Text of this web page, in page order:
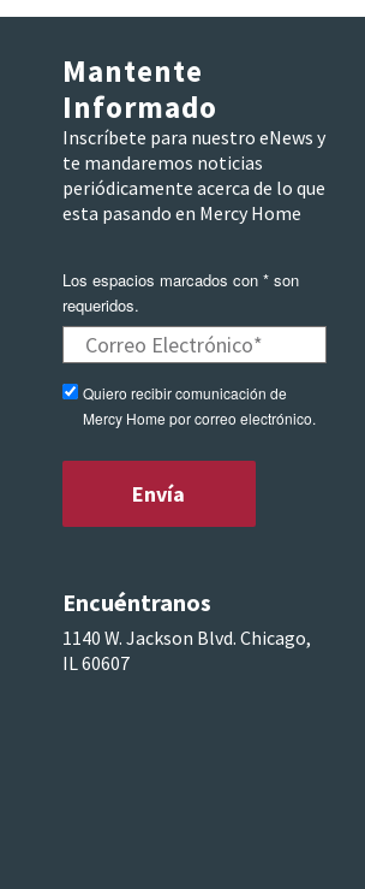
Mantente
Informado
Inscríbete para nuestro eNews y
te mandaremos noticias
periódicamente acerca de lo que
esta pasando en Mercy Home
Los espacios marcados con * son
requeridos.
Quiero recibir comunicación de
Mercy Home por correo electrónico.
Encuéntranos
1140 W. Jackson Blvd. Chicago,
IL 60607